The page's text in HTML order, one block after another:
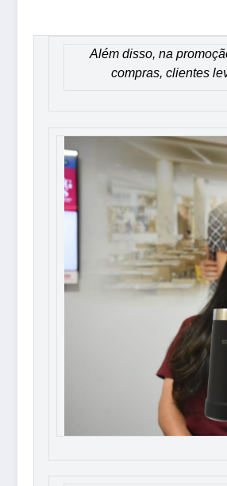
Além disso, na
compras, clientes